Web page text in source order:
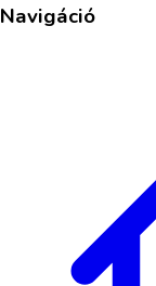
Navigáció